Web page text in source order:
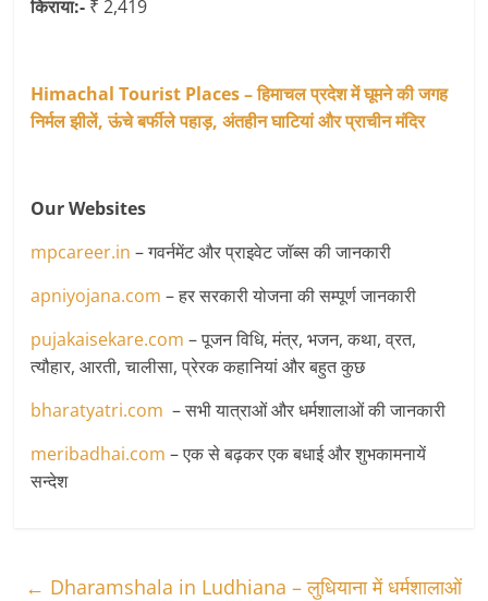
किराया:- ₹ 2,419
Himachal Tourist Places – हिमाचल प्रदेश में घूमने की जगह
निर्मल झीलें, ऊंचे बर्फीले पहाड़, अंतहीन घाटियां और प्राचीन मंदिर
Our Websites
mpcareer.in – गवर्नमेंट और प्राइवेट जॉब्‍स की जानकारी
apniyojana.com – हर सरकारी योजना की सम्पूर्ण जानकारी
pujakaisekare.com – पूजन विधि, मंत्र, भजन, कथा, व्रत,
त्यौहार, आरती, चालीसा, प्रेरक कहानियां और बहुत कुछ
bharatyatri.com – सभी यात्राओं और धर्मशालाओं की जानकारी
meribadhai.com – एक से बढ़कर एक बधाई और शुभकामनायें
सन्देश
← Dharamshala in Ludhiana – लुधियाना में धर्मशालाओं